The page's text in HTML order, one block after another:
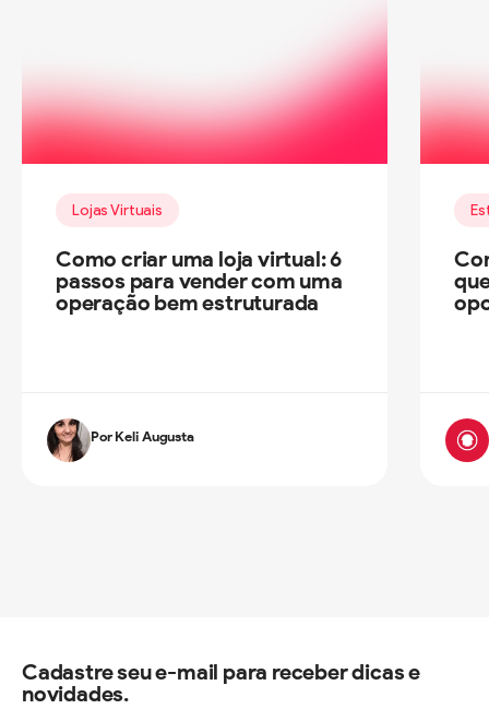
Lojas Virtuais
Como criar uma loja virtual: 6
passos para vender com uma
operação bem estruturada
Por Keli Augusta
Cadastre seu e-mail para receber dicas e
novidades.